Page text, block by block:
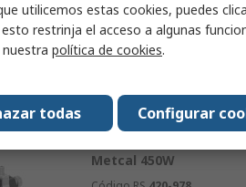
Disponible
Metcal 450W
utilicemos estas cookies, puedes
restrinja el acceso a algunas
política de cookies.
Configurar
todas